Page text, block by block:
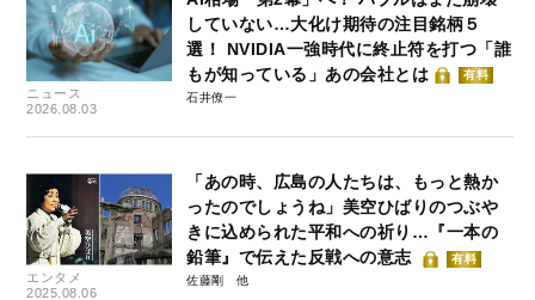
ニュース
2026.08.03
していない…大化け期待の注目銘柄５
選！ NVIDIA一強時代に終止符を打つ「誰
もが知っている」あの会社とは
有料
石井僚一
エンタメ
2025.08.06
「あの時、広島の人たちは、もっと熱か
ったのでしょうね」美空ひばりのつぶや
きに込められた平和への祈り…『一本の
鉛筆』で伝えた反戦への意志
有料
佐藤剛